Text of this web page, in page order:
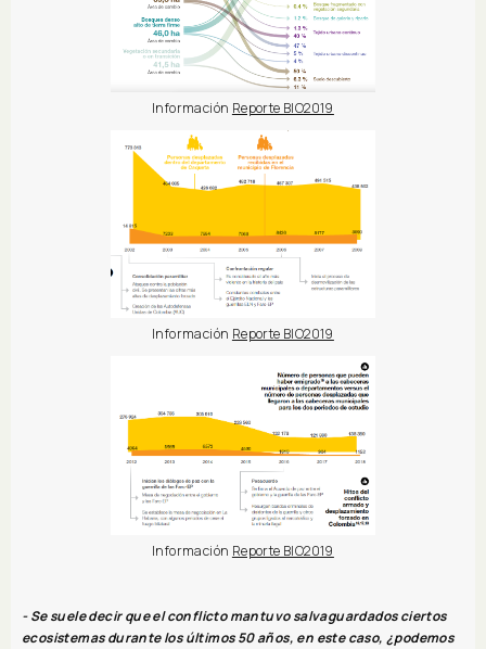
Información Reporte BIO2019
Información Reporte BIO2019
Información Reporte BIO2019
- Se suele decir que el conflicto mantuvo salvaguardados ciertos
ecosistemas durante los últimos 50 años, en este caso, ¿podemos